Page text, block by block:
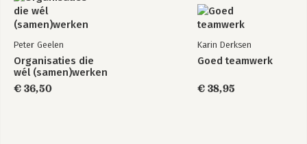
Peter Geelen
Organisaties die
wél (samen)werken
€ 36,50
Karin Derksen
Goed teamwerk
€ 38,95